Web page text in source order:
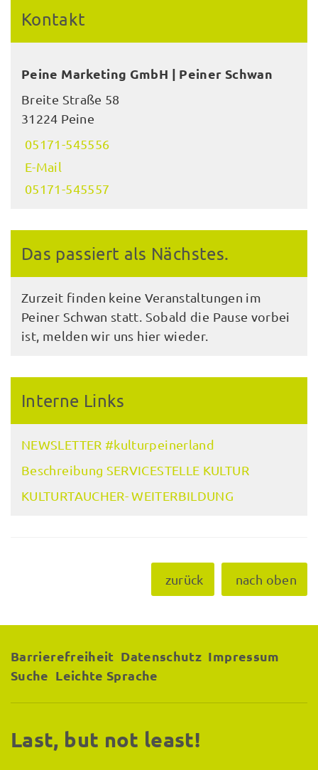
Kontakt
Peine Marketing GmbH | Peiner Schwan
Breite Straße 58
31224 Peine
05171-545556
E-Mail
05171-545557
Das passiert als Nächstes.
Zurzeit finden keine Veranstaltungen im
Peiner Schwan statt. Sobald die Pause vorbei
ist, melden wir uns hier wieder.
Interne Links
NEWSLETTER #kulturpeinerland
Beschreibung SERVICESTELLE KULTUR
KULTURTAUCHER- WEITERBILDUNG
zurück nach oben
Barrierefreiheit Datenschutz Impressum
Suche Leichte Sprache
Last, but not least!